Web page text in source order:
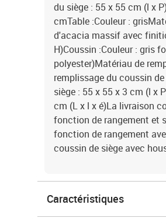
du siège : 55 x 55 cm (l x
cmTable :Couleur :
d'acacia massif avec
H)Coussin :Couleur : gris
polyester)Matériau de
remplissage du coussin
siège : 55 x 55 x 3 cm (l x
cm (L x l x é)La livraison
fonction de rangement et
fonction de rangement
coussin de siège avec
Caractéristiques